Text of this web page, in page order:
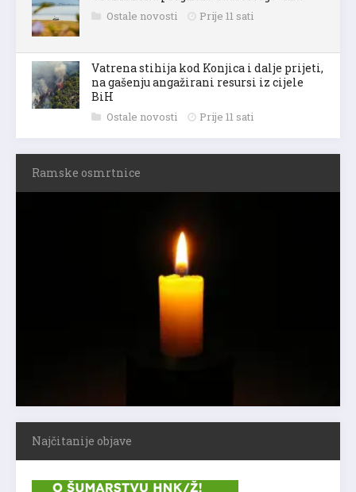
Ostale novosti Prije 11 sati
Vatrena stihija kod Konjica i dalje prijeti,
na gašenju angažirani resursi iz cijele
BiH
Ostale novosti Prije 11 sati
Ramske osmrtnice
Najčitanije objave